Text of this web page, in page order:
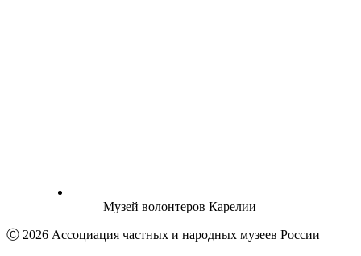
Музей волонтеров Карелии
Ⓒ 2026 Ассоциация частных и народных музеев России